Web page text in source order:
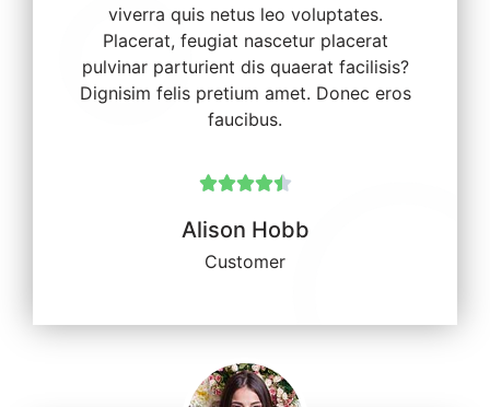
viverra quis netus leo voluptates.
Placerat, feugiat nascetur placerat
pulvinar parturient dis quaerat facilisis?
Dignisim felis pretium amet. Donec eros
faucibus.

Alison Hobb
Customer